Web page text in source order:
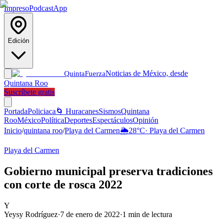
ImpresoPodcastApp
Edición
QuintaFuerzaNoticias de México, desde
Quintana Roo
Suscríbete gratis
PortadaPoliciaca 🌀 HuracanesSismosQuintana
RooMéxicoPolíticaDeportesEspectáculosOpinión
Inicio/quintana roo/Playa del Carmen🌦️28°C· Playa del Carmen
Playa del Carmen
Gobierno municipal preserva tradiciones
con corte de rosca 2022
Y
Yeysy Rodríguez·7 de enero de 2022·1 min de lectura